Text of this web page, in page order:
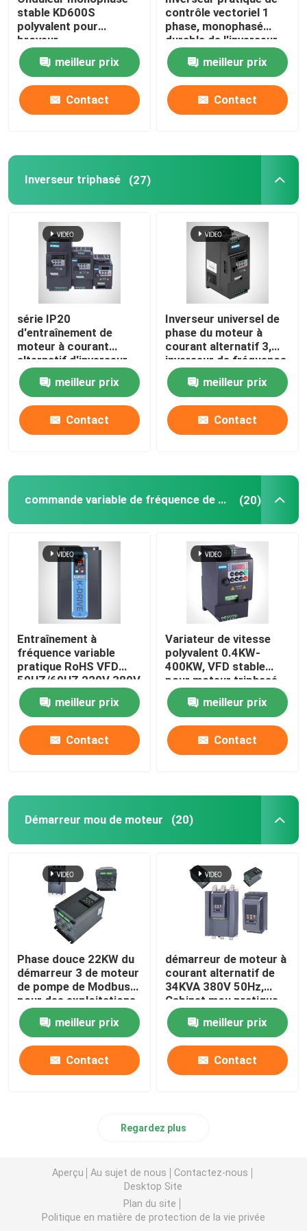
Unité de frein d'inverseur
Onduleur AC Réacteur
stable KD600S
polyvalent pour
broyeur
meilleur prix
Contact
contrôle vectoriel 1
phase, monophasé
durable de l'inverseur
12KW
meilleur prix
Contact
Inverseur triphasé (27)
série IP20
d'entraînement de
moteur à courant
alternatif d'inverseur
triphasé de 0.4KW-
11KW KD100meilleur prix
Contact
Inverseur universel de
phase du moteur à
courant alternatif 3,
inverseur de fréquence
monophasé 10HP
meilleur prix
Contact
commande variable de fréquence de vfd (20)
Entraînement à
fréquence variable
pratique RoHS VFD
50HZ/60HZ 220V 380V
480V
meilleur prix
Contact
Variateur de vitesse
polyvalent 0.4KW-
400KW, VFD stable
pour moteur triphasé
meilleur prix
Contact
Démarreur mou de moteur (20)
Phase douce 22KW du
démarreur 3 de moteur
de pompe de Modbus
pour des exploitations
d'élevage
meilleur prix
Contact
démarreur de moteur à
courant alternatif de
34KVA 380V 50Hz,
Cabinet mou pratique
de démarreur
meilleur prix
Contact
Regardez plus
Aperçu Au sujet de nous
Contactez-nous
Desktop Site
Plan du site
Politique en matière de protection de la vie privée